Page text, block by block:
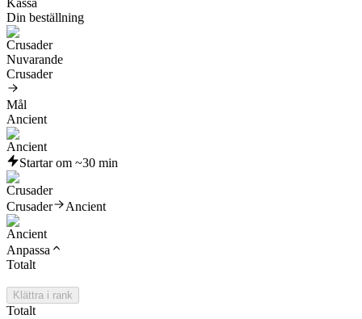
Kassa
Din beställning
Nuvarande
Crusader
Mål
Ancient
Startar om ~30 min
Crusader Ancient
Anpassa
Totalt
Klättra i rank
Totalt